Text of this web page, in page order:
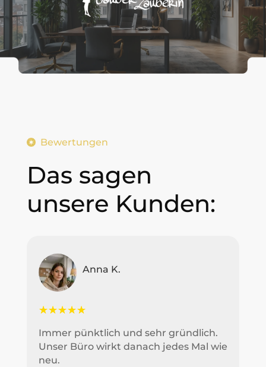
Bewertungen
Das sagen
unsere Kunden:
Immer pünktlich und sehr gründlich.
Unser Büro wirkt danach jedes Mal wie
neu.
Anna K.
☆☆☆☆☆